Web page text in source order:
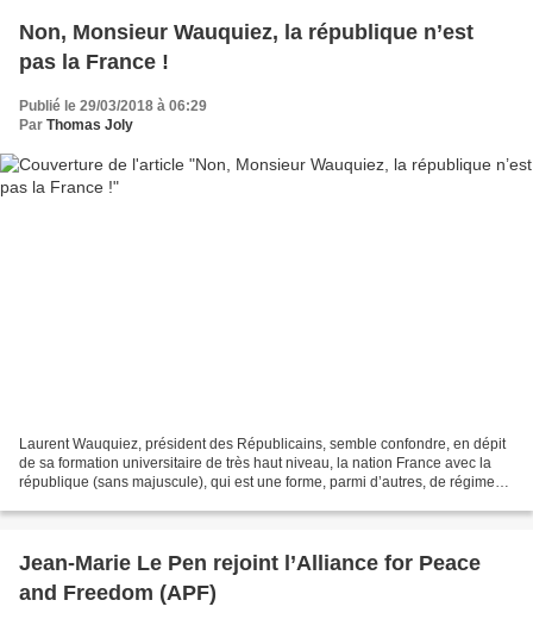
Non, Monsieur Wauquiez, la république n’est
pas la France !
Publié le 29/03/2018 à 06:29
Par Thomas Joly
Laurent Wauquiez, président des Républicains, semble confondre, en dépit
de sa formation universitaire de très haut niveau, la nation France avec la
république (sans majuscule), qui est une forme, parmi d’autres, de régime
Jean-Marie Le Pen rejoint l’Alliance for Peace
and Freedom (APF)